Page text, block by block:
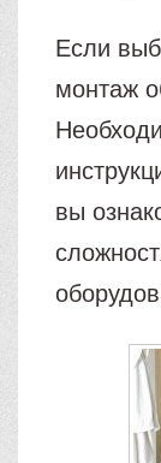
Если
монтаж
вы